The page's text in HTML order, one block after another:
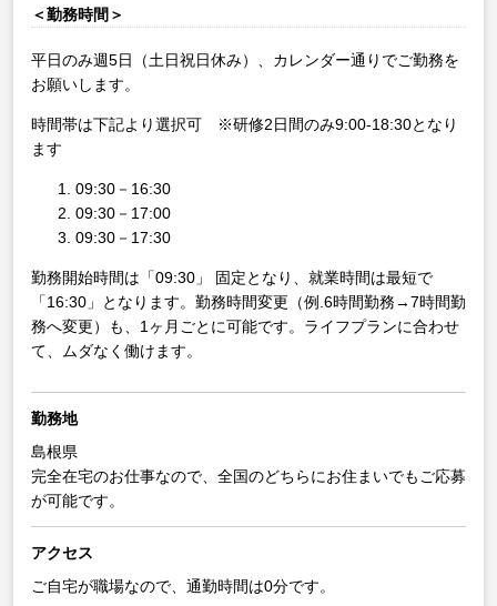
＜勤務時間＞
平日のみ週5日（土日祝日休み）、カレンダー通りでご勤務を
お願いします。
時間帯は下記より選択可 ※研修2日間のみ9:00-18:30となり
ます
09:30－16:30
09:30－17:00
09:30－17:30
勤務開始時間は「09:30」 固定となり、就業時間は最短で
「16:30」となります。勤務時間変更（例.6時間勤務→7時間勤
務へ変更）も、1ヶ月ごとに可能です。ライフプランに合わせ
て、ムダなく働けます。
勤務地
島根県
完全在宅のお仕事なので、全国のどちらにお住まいでもご応募
が可能です。
アクセス
ご自宅が職場なので、通勤時間は0分です。